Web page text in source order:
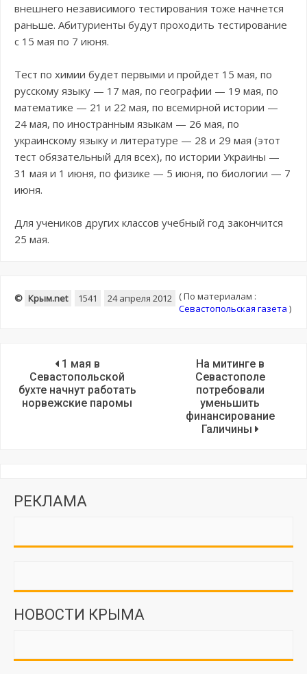
внешнего независимого тестирования тоже начнется
раньше. Абитуриенты будут проходить тестирование
с 15 мая по 7 июня.
Тест по химии будет первыми и пройдет 15 мая, по
русскому языку — 17 мая, по географии — 19 мая, по
математике — 21 и 22 мая, по всемирной истории —
24 мая, по иностранным языкам — 26 мая, по
украинскому языку и литературе — 28 и 29 мая (этот
тест обязательный для всех), по истории Украины —
31 мая и 1 июня, по физике — 5 июня, по биологии — 7
июня.
Для учеников других классов учебный год закончится
25 мая.
© Крым.net 1541 24 апреля 2012 (По материалам :
Севастопольская газета )
1 мая в
Севастопольской
бухте начнут работать
норвежские паромы
На митинге в
Севастополе
потребовали
уменьшить
финансирование
Галичины
РЕКЛАМА
НОВОСТИ КРЫМА